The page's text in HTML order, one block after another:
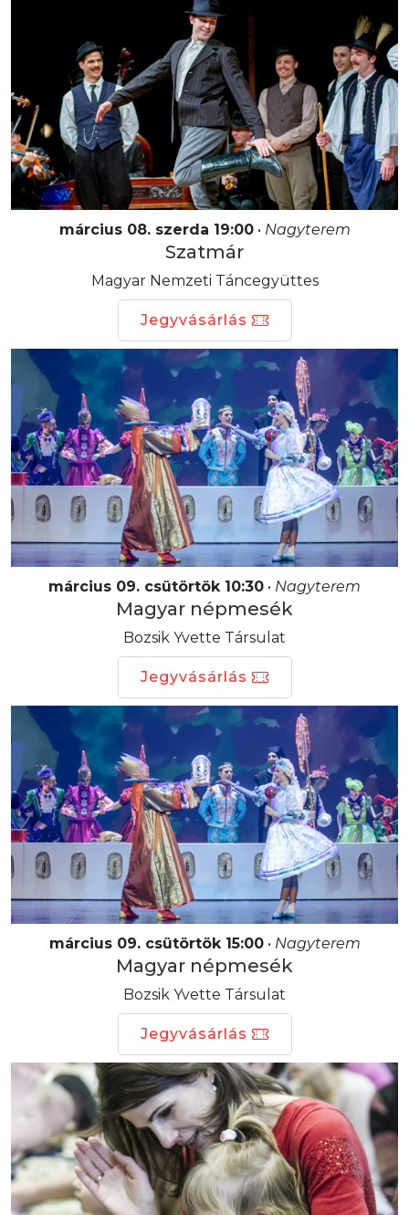
március 08. szerda 19:00• Nagyterem
Szatmár
Magyar Nemzeti Táncegyüttes
Jegyvásárlás
március 09. csütörtök 10:30 • Nagyterem
Magyar népmesék
Bozsik Yvette Társulat
Jegyvásárlás
március 09. csütörtök 15:00• Nagyterem
Magyar népmesék
Bozsik Yvette Társulat
Jegyvásárlás